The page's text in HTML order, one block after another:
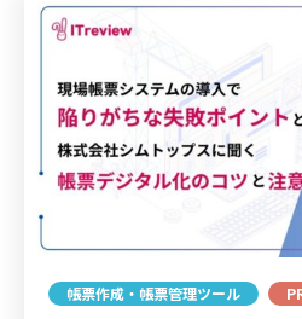
帳票作成・帳票管理ツール